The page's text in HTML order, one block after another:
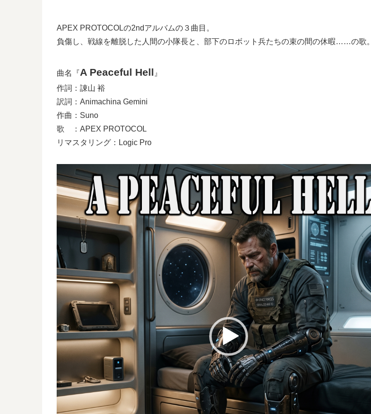
APEX PROTOCOLの2ndアルバムの３曲目。
負傷し、戦線を離脱した人間の小隊長と、部下のロボット兵たちの束の間の休暇……の歌。
曲名『A Peaceful Hell 』
作詞：諌山 裕
訳詞：Animachina Gemini
作曲：Suno
歌 ：APEX PROTOCOL
リマスタリング：Logic Pro
画
プ
レ
ー
ー